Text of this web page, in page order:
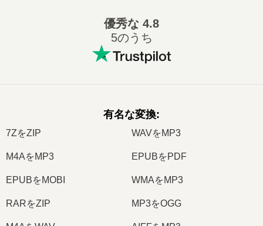
優秀な 4.8
5のうち
有名な変換:
7ZをZIP WAVをMP3
M4AをMP3 EPUBをPDF
EPUBをMOBI WMAをMP3
RARをZIP MP3をOGG